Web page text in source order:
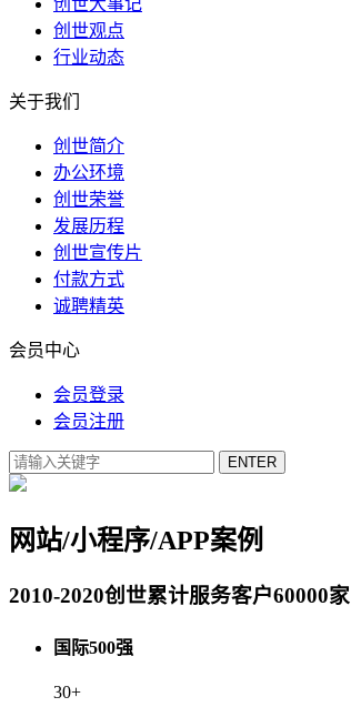
创世观点
行业动态
关于我们
创世简介
办公环境
创世荣誉
发展历程
创世宣传片
付款方式
诚聘精英
会员中心
会员登录
会员注册
网站/小程序/APP案例
2010-2020创世累计服务客户60000家
国际500强
30+